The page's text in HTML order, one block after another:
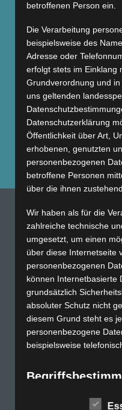
VERORDNUNG?
KANN ICH IM
TRAINIEREN?
WIRD DIE PRAXIS
Impressum
Datenschutz
Praxis Ilanz
Physiotherapie-Praxis
betroffenen Person ein.
Die Verarbeitung
beispielsweise des
Adresse oder
erfolgt stets im Einklang
Grundverordnung und
uns geltenden
Datenschutzerklärung
Öffentlichkeit über Art,
erhobenen, genutzten
personenbezogenen
betroffene Personen
über die ihnen
Wir haben als für die
zahlreiche technische
umgesetzt, um einen
über diese Internetseite
personenbezogenen
können Internetbasierte
grundsätzlich
absoluter Schutz nicht
diesem Grund steht es
personenbezogene
beispielsweise
Die